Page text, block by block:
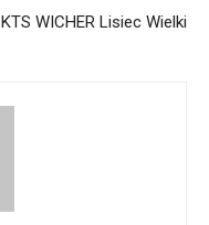
KTS WICHER Lisiec Wielki